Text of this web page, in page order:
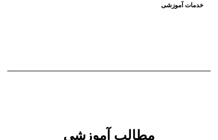
خدمات آموزشی
مطالب آموزشی